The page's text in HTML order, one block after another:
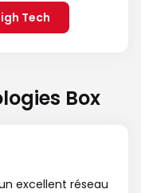
Tech
Box
excellent réseau